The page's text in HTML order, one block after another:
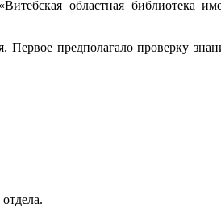
областная библиотека
предполагало проверку